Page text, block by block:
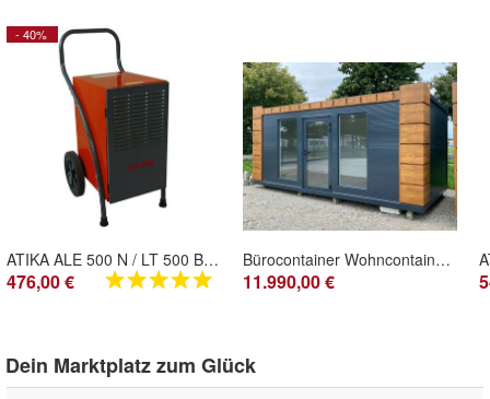
- 40%
ATIKA ALE 500 N / LT 500 Bautrockner Luftentfeuchter Trockner Entfeuchter | 230V | 70
476,00 €
Bürocontainer Wohncontainer Gartenhaus Büro Gartenlaube Bungalow Tiny House -neu
11.990,00 €
Dein Marktplatz zum Glück